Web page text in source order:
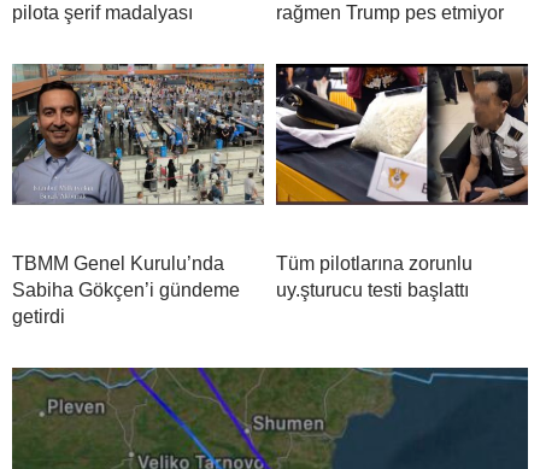
pilota şerif madalyası
rağmen Trump pes etmiyor
TBMM Genel Kurulu’nda
Sabiha Gökçen’i gündeme
getirdi
Tüm pilotlarına zorunlu
uy.şturucu testi başlattı